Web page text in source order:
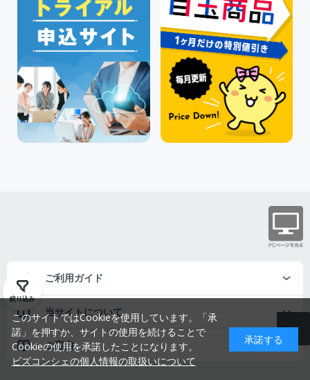
絞り込み
ご利用ガイド
当サイトについて
ご案内
このサイトではCookieを使用しています。「承
諾」を押すか、サイトの使用を続けることで
Cookieの使用を承諾したことになります。
ビズコンシェの個人情報の取扱いについて
承諾する